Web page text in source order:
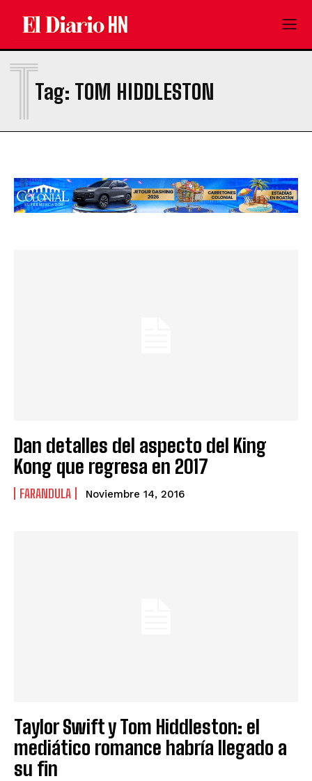
Tag: TOM HIDDLESTON
T
Dan detalles del aspecto del King
Kong que regresa en 2017
FARANDULA Noviembre 14, 2016
Taylor Swift y Tom Hiddleston: el
mediático romance habría llegado a
su fin